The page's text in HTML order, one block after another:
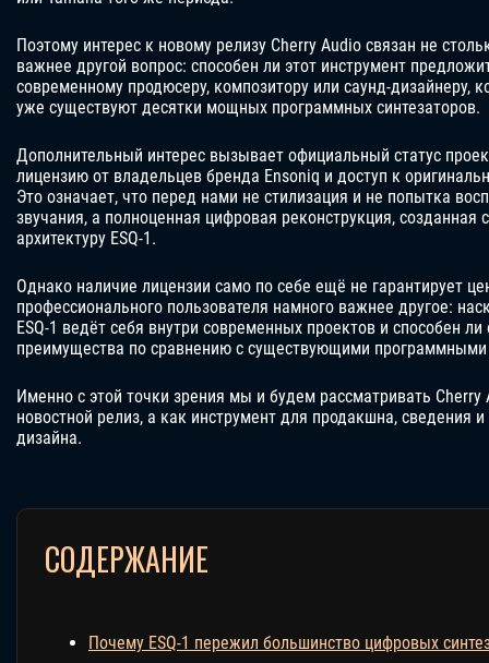
Поэтому интерес к новому релизу Cherry Audio связан не
важнее другой вопрос: способен ли этот инструмент
современному продюсеру, композитору или саунд-дизайнеру,
уже существуют десятки мощных программных синтезаторов.
Дополнительный интерес вызывает официальный статус
лицензию от владельцев бренда Ensoniq и доступ к
Это означает, что перед нами не стилизация и не попытка
звучания, а полноценная цифровая реконструкция, созданная
архитектуру ESQ-1.
Однако наличие лицензии само по себе ещё не гарантирует
профессионального пользователя намного важнее другое:
ESQ-1 ведёт себя внутри современных проектов и способен
преимущества по сравнению с существующими программными
Именно с этой точки зрения мы и будем рассматривать Cherry
новостной релиз, а как инструмент для продакшна, сведения
дизайна.
СОДЕРЖАНИЕ
Почему ESQ-1 пережил большинство цифровых